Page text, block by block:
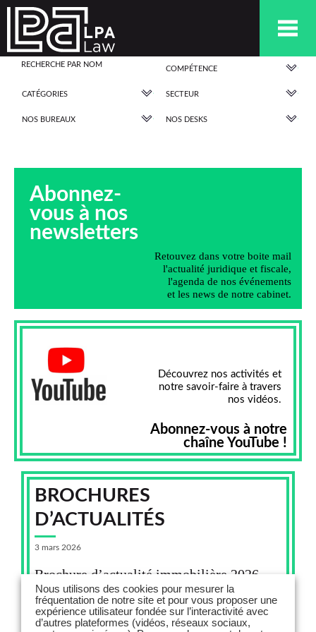
COMPÉTENCE
CATÉGORIES SECTEUR
NOS BUREAUX NOS DESKS
Abonnez-
vous à nos
newsletters
Retouvez dans votre boite mail
l'actualité juridique et fiscale,
l'agenda de nos événements
et les news de notre cabinet.
Découvrez nos activités et
notre savoir-faire à travers
nos vidéos.
Abonnez-vous à notre
chaîne YouTube !
BROCHURES
D’ACTUALITÉS
3 mars 2026
Brochure d’actualité immobilière 2026
Nous utilisons des cookies pour mesurer la
fréquentation de notre site et pour vous proposer une
expérience utilisateur fondée sur l’interactivité avec
d’autres plateformes (vidéos, réseaux sociaux,